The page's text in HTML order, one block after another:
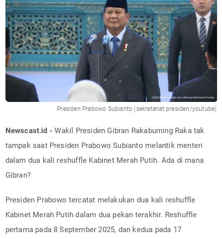
Presiden Prabowo Subianto (sekretariat presiden/youtube)
Newscast.id - Wakil Presiden Gibran Rakabuming Raka tak
tampak saat Presiden Prabowo Subianto melantik menteri
dalam dua kali reshuffle Kabinet Merah Putih. Ada di mana
Gibran?
Presiden Prabowo tercatat melakukan dua kali reshuffle
Kabinet Merah Putih dalam dua pekan terakhir. Reshuffle
pertama pada 8 September 2025, dan kedua pada 17